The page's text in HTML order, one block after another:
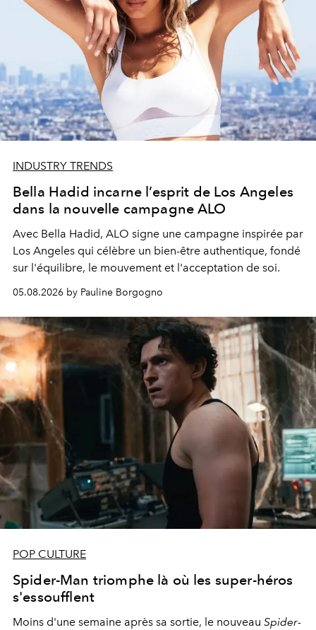
INDUSTRY TRENDS
Bella Hadid incarne l’esprit de Los Angeles
dans la nouvelle campagne ALO
Avec Bella Hadid, ALO signe une campagne inspirée par
Los Angeles qui célèbre un bien-être authentique, fondé
sur l'équilibre, le mouvement et l'acceptation de soi.
05.08.2026 by Pauline Borgogno
POP CULTURE
Spider-Man triomphe là où les super-héros
s'essoufflent
Moins d'une semaine après sa sortie, le nouveau Spider-